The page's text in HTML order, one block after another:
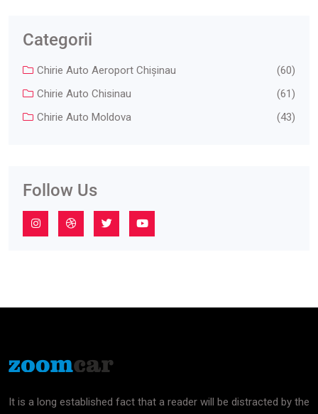
Categorii
Chirie Auto Aeroport Chişinau
(60)
Chirie Auto Chisinau
(61)
Chirie Auto Moldova
(43)
Follow Us
It is a long established fact that a reader will be distracted by the